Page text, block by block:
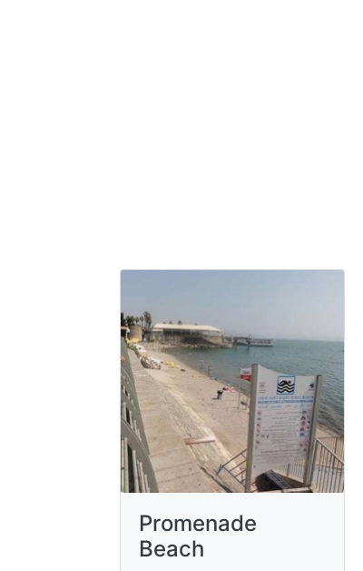
Promenade
Beach